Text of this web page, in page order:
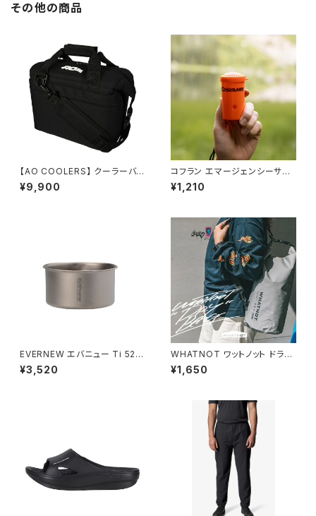
その他の商品
【AO COOLERS】 クーラーバッ
グ 9パック
¥9,900
コフラン エマージェンシーサバ
イバルホーン
¥1,210
EVERNEW エバニュー Ti 520
cup NH
¥3,520
WHATNOT ワットノット ドライ
バッグ 10L
¥1,650